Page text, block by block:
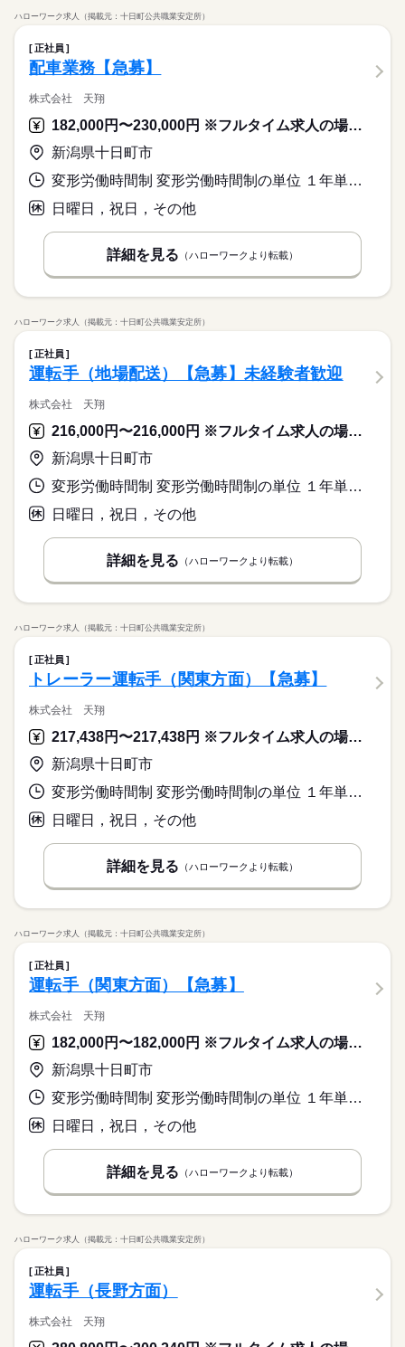
残業なし
10時～出社 17時～出社
平日休み
働き方・環境
大手企業
ブランクOK
日払い
週払い 禁煙・分煙 バイク自転車
車OK
派遣活躍中
ルーティン
／ 6：00-15：00／17：30-翌2：30／20：00-翌5：15 など多数！
なめ」など、あなたのご希望を教えて下さい！ ※ご応募のタイ
ミングによっては、ご希望のお仕事が定員に達している場合が
内致します。
休日・休暇
土日休み案件多数！
募集条件
主婦・主夫
履歴書不要
就業時間・曜日
残業なし
平日休み
働き方・環境
日払い
週払い 禁煙・分煙 バイク自転車
車OK
派遣活躍中
ルーティン PC不要
続きを読む
です。 ※最短5日後から受け取り可能 ※給与は原則【月末締め
時に働いた場合は時給25％UP ◆残業代支給 勤務時間が8hを超
えている場合は時給25％UP ※試用期間ナシ
／ 6：00-15：00／17：30-翌2：30／20：00-翌5：15 など多数！
※「日勤or夜勤のみ」「長期で働きたい」「土日休み」「残業少
なめ」など、あなたのご希望を教えて下さい！ ※ご応募のタイ
ミングによっては、ご希望のお仕事が定員に達している場合が
あります。 その際は、ご希望に沿う他のお仕事を並行してご案
内致します。
続きを読む
土日休み案件多数！
応募する
しずか にぎやか
業界
「正社員になりたい！」「でも自信がない…」とお悩みの方必
見！ここでのお仕事はカンタンな包装・梱包や仕分けなど初心
者さんもはじめやすいものばかりなので、安心して正社員にチ
ャレンジしていただけますよ！
無期派遣
未経験OK 新卒・第二 20代活躍 30代活躍
大量募集
交通費 即日スタート
履歴書不要
就業時間・曜日
残業なし
残10未満
16時前退社
土日祝休
働き方・環境
ブランクOK
産休・育休 社会保険制度
研修制度
資格支援
続きを読む
部品を機械にセットしてボタン操作する ・製品に不備がないか
目視でチェックする ・製品を仕分けたり、丁寧に包装する な
ど、いろ～んな種類のお仕事があるので きっとあなたに合った
職種が見つかるはず！ じっくりお話して一緒に ピッタリの配属
続きを読む
応募資格
＜工場でのお仕事が未経験の方も大歓迎！＞ ▼こんな方にピッ
タリ ・正社員になりたい！ ・安定的に稼げる仕事に就きたい！
・でも、スキルや経験に自信がない… ※定年制度あり（満60
歳）
給与 月給 185,000円～235,000円
【給与備考】
◆時間外手当あり
◆昇給あり（年1回）
勤務時間
08：30～17：30
※上記はシフトの一例となります。
業務上必要がある場合や
配属先の都合により、
休日・休暇
＜年間休日125日＞ ◆完全週休2日制（土日休み） ◆祝日 ◆年
末年始休暇 ※上記は一例です。配属先により 当社の所定休日
数と差がある場合は、 差分の調整を年末に行います。
男女の割合
職場の様子 しずか にぎやか
業界 その他
「正社員になりたい！」「でも自信がない…」とお悩みの方必
見！ここでのお仕事はカンタンな包装・梱包や仕分けなど初心
者さんもはじめやすいものばかりなので、安心して正社員にチ
ャレンジしていただけますよ！
基本特徴
無期派遣 未経験OK 新卒・第二 20代活躍 30代活躍
募集条件
就業時間・曜日
残業なし 残10未満 残20未満
10時～出社
16時前退社
土日祝休
産休・育休
資格支援
ルーティン
英語不要 PC不要 電話なし
続きを読む
＜モノづくり業界でのお仕事！＞ 仕分けや梱包、包装といった
かんたんなお仕事などが中心。 （そのほか、組立や加工なども
あります！） 覚えやすいルーティンワークばかりなので 未経験
部品を機械にセットしてボタン操作する ・製品に不備がないか
目視でチェックする ・製品を仕分けたり、丁寧に包装する な
ど、いろ～んな種類のお仕事があるので きっとあなたに合った
職種が見つかるはず！ じっくりお話して一緒に ピッタリの配属
続きを読む
応募資格
＜工場でのお仕事が未経験の方も大歓迎！＞ ▼こんな方にピッ
・でも、スキルや経験に自信がない… ※定年制度あり（満60
続きを読む
給与 月給 185,000円～235,000円
【給与備考】
◆時間外手当あり
◆昇給あり（年1回）
勤務時間
08：30～17：30
業務上必要がある場合や
配属先の都合により、
時間帯が変更となる場合があります。
休日・休暇
数と差がある場合は、 差分の調整を年末に行います。
詳しい募集要項をすべて見る
ハローワーク求人（掲載元：十日町公共職業安定所）
正社員
配車業務【急募】
株式会社 天翔
182,000円〜230,000円 ※フルタイム求人の場合は月額（換算額）、パート求人の場合は時間額を表示しています。
新潟県十日町市
変形労働時間制 変形労働時間制の単位 １年単位 就業時間１ 8時30分〜17時30分
日曜日，祝日，その他
詳細を見る （ハローワークより転載）
ハローワーク求人（掲載元：十日町公共職業安定所）
正社員
運転手（地場配送）【急募】未経験者歓迎
株式会社 天翔
216,000円〜216,000円 ※フルタイム求人の場合は月額（換算額）、パート求人の場合は時間額を表示しています。
新潟県十日町市
変形労働時間制 変形労働時間制の単位 １年単位 就業時間１ 6時00分〜15時00分
日曜日，祝日，その他
詳細を見る （ハローワークより転載）
ハローワーク求人（掲載元：十日町公共職業安定所）
正社員
トレーラー運転手（関東方面）【急募】
株式会社 天翔
217,438円〜217,438円 ※フルタイム求人の場合は月額（換算額）、パート求人の場合は時間額を表示しています。
新潟県十日町市
変形労働時間制 変形労働時間制の単位 １年単位 又は 8時00分〜2時00分の時間の間の8時間 就業時間に関する特記事項 １日の拘束時間は１０時間、休憩時間２時間、実労働時間８時間
日曜日，祝日，その他
詳細を見る （ハローワークより転載）
ハローワーク求人（掲載元：十日町公共職業安定所）
正社員
運転手（関東方面）【急募】
株式会社 天翔
182,000円〜182,000円 ※フルタイム求人の場合は月額（換算額）、パート求人の場合は時間額を表示しています。
新潟県十日町市
変形労働時間制 変形労働時間制の単位 １年単位 又は 8時00分〜2時00分の時間の間の8時間 就業時間に関する特記事項 １日の拘束時間は１０時間、休憩時間２時間、実働労働時間８時間
日曜日，祝日，その他
詳細を見る （ハローワークより転載）
ハローワーク求人（掲載元：十日町公共職業安定所）
正社員
運転手（長野方面）
株式会社 天翔